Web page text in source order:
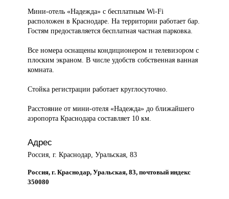
Мини-отель «Надежда»с бесплатным Wi-Fi
расположен в Краснодаре. На территории работает бар.
Гостям предоставляется бесплатная частная парковка.
Все номера оснащены кондиционером и телевизором с
плоским экраном. В числе удобств собственная ванная
комната.
Стойка регистрации работает круглосуточно.
Расстояние от мини-отеля «Надежда» до ближайшего
аэропорта Краснодара составляет 10 км.
Адрес
Россия, г. Краснодар, Уральская, 83
Россия, г. Краснодар, Уральская, 83, почтовый индекс
350080